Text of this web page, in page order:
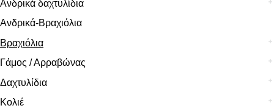
Ανδρικά δαχτυλίδια
Ανδρικά-Βραχιόλια
Βραχιόλια
Γάμος / Αρραβώνας
Δαχτυλίδια
Κολιέ